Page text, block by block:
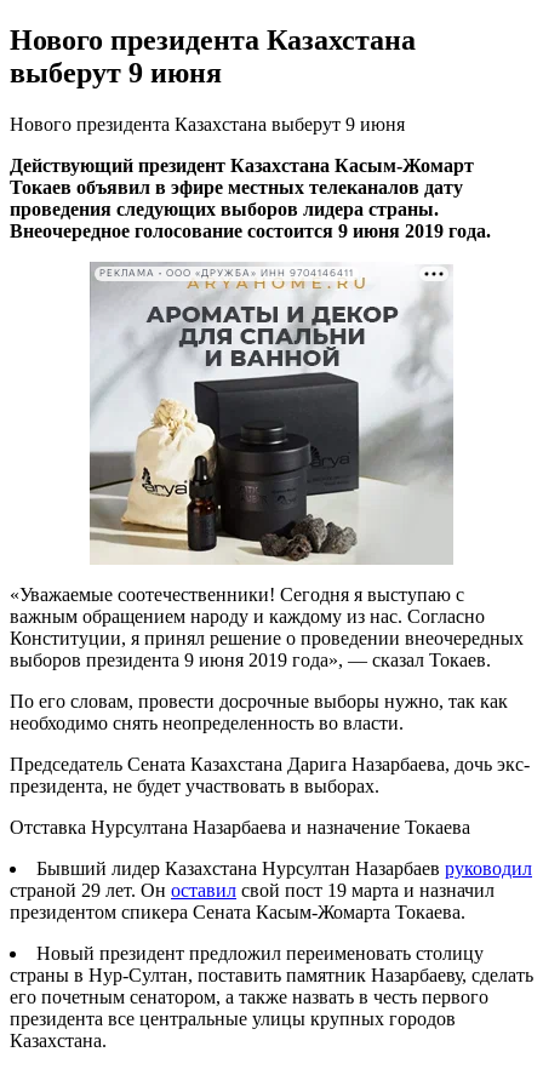
Нового президента Казахстана
выберут 9 июня
Нового президента Казахстана выберут 9 июня
Действующий президент Казахстана Касым-Жомарт
Токаев объявил в эфире местных телеканалов дату
проведения следующих выборов лидера страны.
Внеочередное голосование состоится 9 июня 2019 года.
РЕКЛАМА • ООО «ДРУЖБА» ИНН 9704146411
«Уважаемые соотечественники! Сегодня я выступаю с
важным обращением народу и каждому из нас. Согласно
Конституции, я принял решение о проведении внеочередных
выборов президента 9 июня 2019 года», — сказал Токаев.
По его словам, провести досрочные выборы нужно, так как
необходимо снять неопределенность во власти.
Председатель Сената Казахстана Дарига Назарбаева, дочь экс-
президента, не будет участвовать в выборах.
Отставка Нурсултана Назарбаева и назначение Токаева
Бывший лидер Казахстана Нурсултан Назарбаев руководил
страной 29 лет. Он оставил свой пост 19 марта и назначил
президентом спикера Сената Касым-Жомарта Токаева.
Новый президент предложил переименовать столицу
страны в Нур-Султан, поставить памятник Назарбаеву, сделать
его почетным сенатором, а также назвать в честь первого
президента все центральные улицы крупных городов
Казахстана.